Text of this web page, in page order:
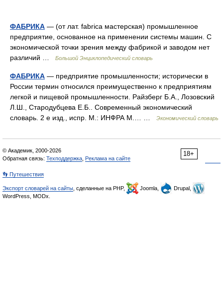
ФАБРИКА — (от лат. fabrica мастерская) промышленное
предприятие, основанное на применении системы машин. С
экономической точки зрения между фабрикой и заводом нет
различий …
Большой Энциклопедический словарь
ФАБРИКА — предприятие промышленности; исторически в
России термин относился преимущественно к предприятиям
легкой и пищевой промышленности. Райзберг Б.А., Лозовский
Л.Ш., Стародубцева Е.Б.. Современный экономический
словарь. 2 е изд., испр. М.: ИНФРА М.… …
Экономический словарь
18+
© Академик, 2000-2026
Обратная связь: Техподдержка Реклама на сайте
👣 Путешествия
Экспорт словарей на сайты , сделанные на PHP, Joomla,
Drupal,
WordPress, MODx.